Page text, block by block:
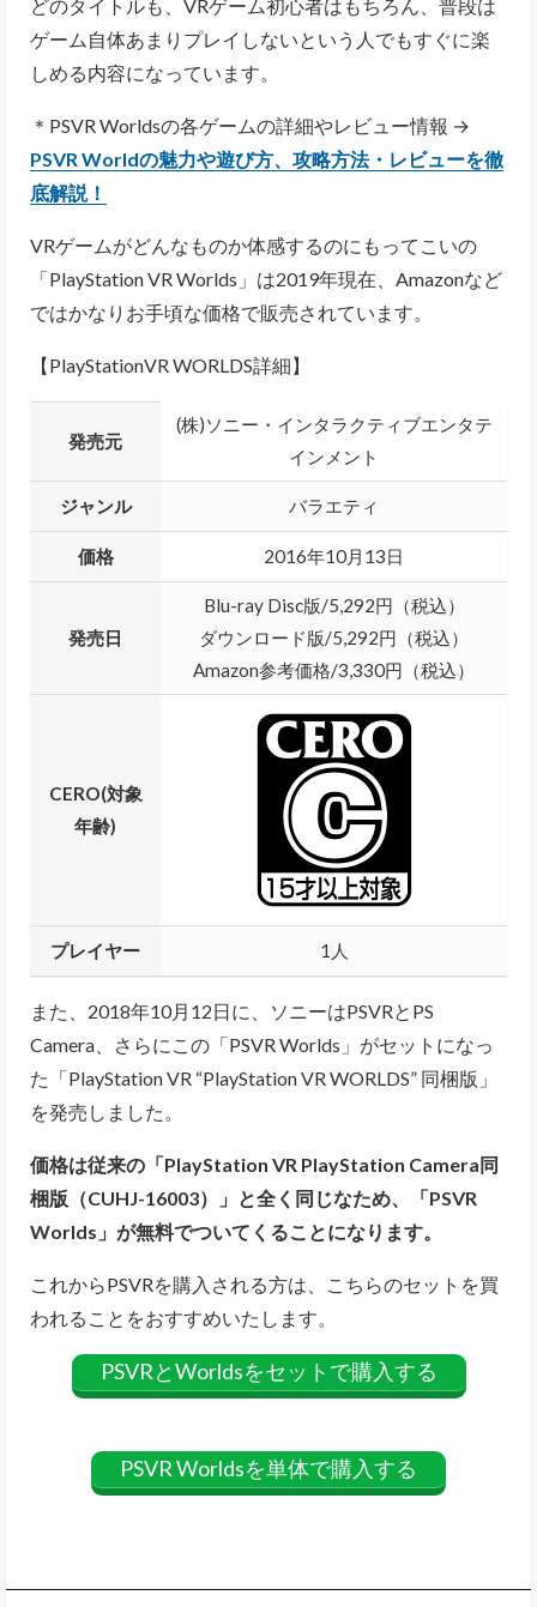
どのタイトルも、VRゲーム初心者はもちろん、普段は
ゲーム自体あまりプレイしないという人でもすぐに楽
しめる内容になっています。
＊PSVR Worldsの各ゲームの詳細やレビュー情報 →
PSVR Worldの魅力や遊び方、攻略方法・レビューを徹
底解説！
VRゲームがどんなものか体感するのにもってこいの
「PlayStation VR Worlds」は2019年現在、Amazonなど
ではかなりお手頃な価格で販売されています。
【PlayStationVR WORLDS詳細】
発売元
(株)ソニー・インタラクティブエンタテ
インメント
ジャンル バラエティ
価格 2016年10月13日
発売日
Blu-ray Disc版/5,292円（税込）
ダウンロード版/5,292円（税込）
Amazon参考価格/3,330円（税込）
CERO(対象
年齢)
プレイヤー 1人
また、2018年10月12日に、ソニーはPSVRとPS
Camera、さらにこの「PSVR Worlds」がセットになっ
た「PlayStation VR “PlayStation VR WORLDS” 同梱版」
を発売しました。
価格は従来の「PlayStation VR PlayStation Camera同
梱版（CUHJ-16003）」と全く同じなため、「PSVR
Worlds」が無料でついてくることになります。
これからPSVRを購入される方は、こちらのセットを買
われることをおすすめいたします。
PSVRとWorldsをセットで購入する
PSVR Worldsを単体で購入する